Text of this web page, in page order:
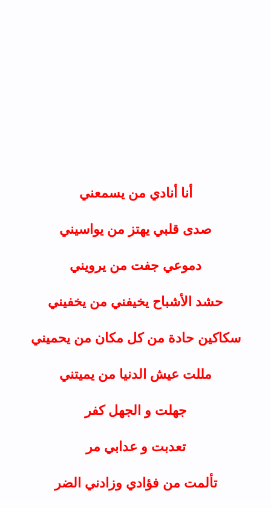
أنا أنادي من يسمعني
صدى قلبي يهتز من يواسيني
دموعي جفت من يرويني
حشد الأشباح يخيفني من يخفيني
سكاكين حادة من كل مكان من يحميني
مللت عيش الدنيا من يميتني
جهلت و الجهل كفر
تعدبت و عدابي مر
تألمت من فؤادي وزادني الضر